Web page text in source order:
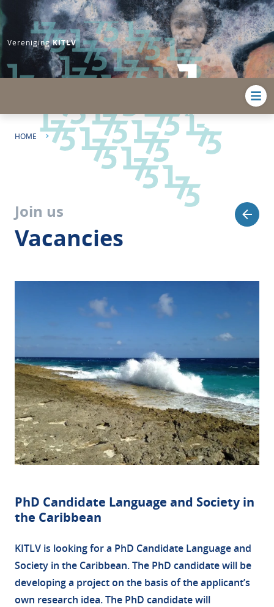
VerenigingKITLV
HOME
PHD CANDIDATE LANGUAGE AND SOCIETY IN THE CARIBBEAN
Join us
Vacancies
PhD Candidate Language and Society in
the Caribbean
KITLV is looking for a PhD Candidate Language and
Society in the Caribbean. The PhD candidate will be
developing a project on the basis of the applicant’s
own research idea. The PhD candidate will